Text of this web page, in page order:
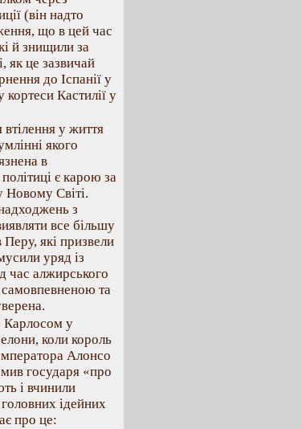
(він надто
що в цей час
й знищили за
як це зазвичай
до Іспанії у
Кастилії у
у життя
якого
в
є карою за
Новому Світі.
з
все більшу
які призвели
уряд із
час алжирського
самовпевненою та
Карлосом у
коли король
Алонсо
государя «про
і вчинили
ідейних
про це: